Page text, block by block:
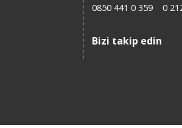
0850 441 0 359
0
Bizi takip edin